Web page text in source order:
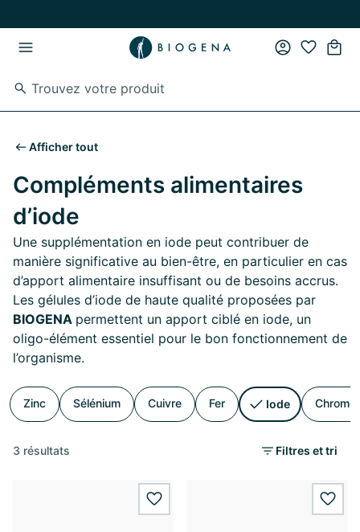
Afficher tout
Compléments alimentaires
d’iode
Une supplémentation en iode peut contribuer de
manière significative au bien-être, en particulier en cas
d’apport alimentaire insuffisant ou de besoins accrus.
Les gélules d’iode de haute qualité proposées par
BIOGENA permettent un apport ciblé en iode, un
oligo-élément essentiel pour le bon fonctionnement de
l’organisme.
Zinc Sélénium Cuivre Fer Iode Chrome
3 résultats Filtres et tri
wishlist.add